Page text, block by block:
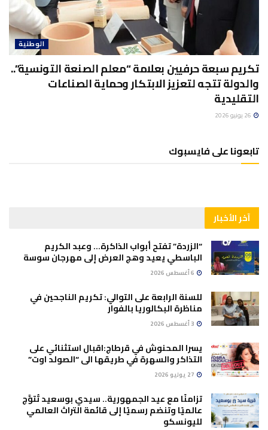
الوطنية
تكريم سبعة حرفيين بعلامة “معلم الصنعة التونسية”..
والدولة تتجه لتعزيز الابتكار وحماية الصناعات
التقليدية
تابعونا على فايسبوك
آخر الأخبار
“الزردة” تفتح أبواب الذاكرة… وعبد الكريم
الباسطي يعيد وهج العرض إلى مهرجان سوسة
للسنة الرابعة على التوالي: تكريم الناجحين في
مناظرة البكالوريا بالفوار
يسرا المحنوش في قرطاج:اقبال استثنائي على
التذاكر والسهرة في طريقها الى “الصولد اوت”
تزامنًا مع عيد الجمهورية.. سيدي بوسعيد تُتوَّج
عالميًا وتنضم رسميًا إلى قائمة التراث العالمي
لليونسكو